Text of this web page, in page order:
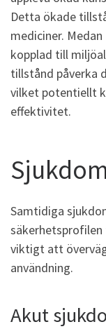
Detta ökade
mediciner.
kopplad till
tillstånd påverka
vilket potentiellt
effektivitet.
Samtidiga
säkerhetsprofilen
viktigt att
användning.
Akut